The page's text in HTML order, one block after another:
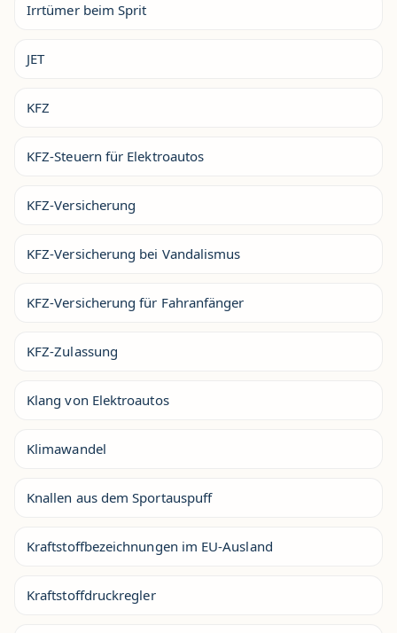
Irrtümer beim Sprit
JET
KFZ
KFZ-Steuern für Elektroautos
KFZ-Versicherung
KFZ-Versicherung bei Vandalismus
KFZ-Versicherung für Fahranfänger
KFZ-Zulassung
Klang von Elektroautos
Klimawandel
Knallen aus dem Sportauspuff
Kraftstoffbezeichnungen im EU-Ausland
Kraftstoffdruckregler